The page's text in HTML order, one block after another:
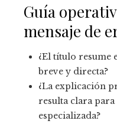
Guía
mensaje de
¿El título resume
breve y directa?
¿La explicación
resulta clara
especializada?